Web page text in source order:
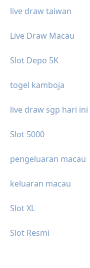
live draw taiwan
Live Draw Macau
Slot Depo 5K
togel kamboja
live draw sgp hari ini
Slot 5000
pengeluaran macau
keluaran macau
Slot XL
Slot Resmi